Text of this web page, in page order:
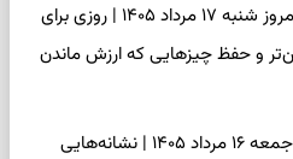
فال سرنوشت امروز شنبه ۱۷ مرداد ۱۴۰۵ | روزی برای
و حفظ چیزهایی که ارزش ماندن
فال اسم امروز جمعه ۱۶ مرداد ۱۴۰۵ | نشانه‌هایی